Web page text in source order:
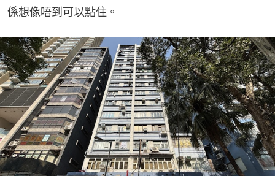
係想像唔到可以點住。